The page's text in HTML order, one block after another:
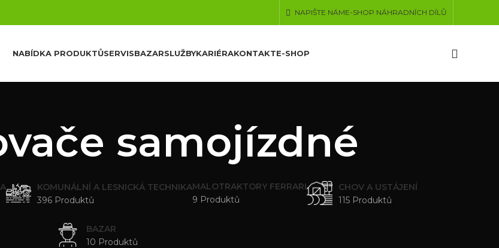
NAPIŠTE NÁME-SHOP NÁHRADNÍCH DÍLŮ
NABÍDKA PRODUKTŮSERVISBAZARSLUŽBYKARIÉRAKONTAKTE-SHOP
samojízdné
KOMUNÁLNÍ A LESNICKÁ TECHNIKA
396 Produktů
MALOTRAKTORY FERRARI
9 Produktů
CHOV A USTÁJENÍ
115 Produktů
BAZAR
10 Produktů